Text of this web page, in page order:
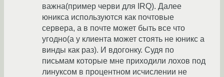
важна(пример черви для IRQ). Далее
юникса используются как почтовые
сервера, а в почте может быть все что
угодно(а у клиента может стоять не юникс а
винды как раз). И вдогонку. Судя по
письмам которые мне приходили лохов под
линуксом в процентном исчислении не